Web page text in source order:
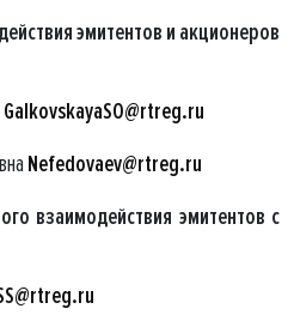
эмитентов и акционеров
GalkovskayaSO@rtreg.ru
Nefedovaev@rtreg.ru
взаимодействия эмитентов с